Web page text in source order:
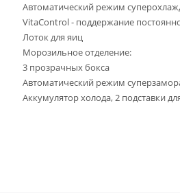
Автоматический режим
VitaControl - поддержание
Лоток для яиц
Морозильное отделение:
3 прозрачных бокса
Автоматический режим
Аккумулятор холода, 2 подставки